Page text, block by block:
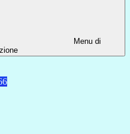
Menu di